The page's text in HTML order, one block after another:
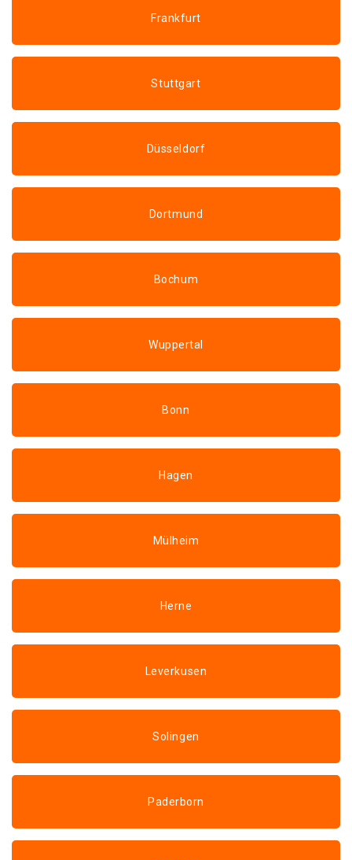
Frankfurt
Stuttgart
Düsseldorf
Dortmund
Bochum
Wuppertal
Bonn
Hagen
Mülheim
Herne
Leverkusen
Solingen
Paderborn